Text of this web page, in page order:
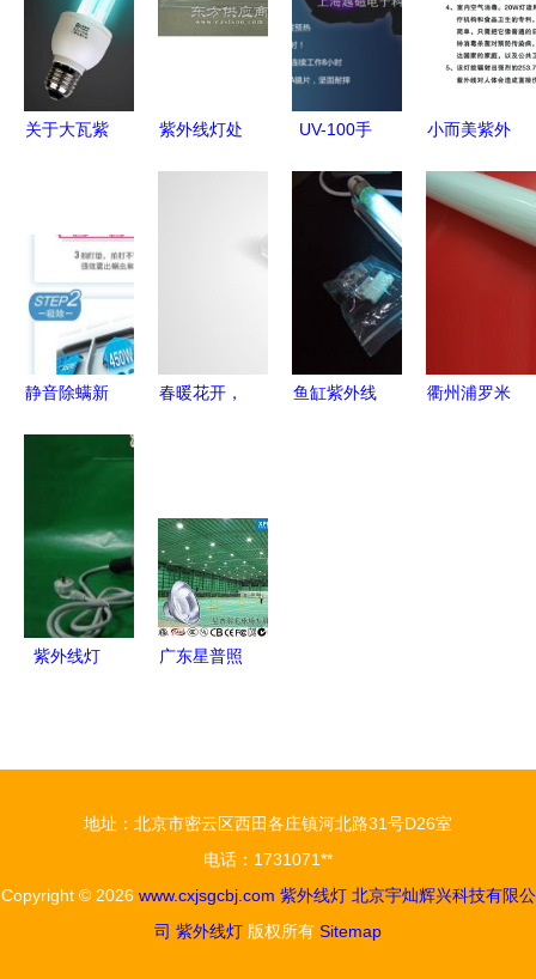
关于大瓦紫
指南与评价
紫外线灯处
UV-100手
外线灯 上
海越磁电子
科技的高效
检测利器
小而美紫外
壁挂式多功
能全面消
静音除螨新
浦FC6231
五大亮点解
析
春暖花开，
好礼免费领
取紫外线灯
鱼缸紫外线
衢州浦罗米
紫外线灯
广东星普照
灯产品及批
发信息全解
析
地址：北京市密云区西田各庄镇河北路31号D26室
电话：1731071**
Copyright © 2026 www.cxjsgcbj.com 紫外线灯 北京宇灿辉兴科技有限公
司 紫外线灯 版权所有 Sitemap